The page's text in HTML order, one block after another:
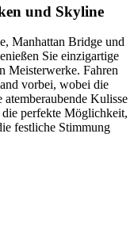
und Skyline
Manhattan Bridge und
Sie einzigartige
Meisterwerke. Fahren
vorbei, wobei die
Kulisse
perfekte Möglichkeit,
festliche Stimmung